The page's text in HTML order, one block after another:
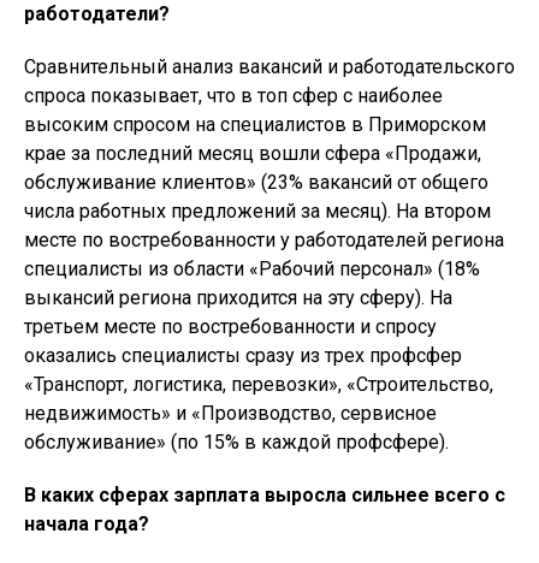
работодатели?
Сравнительный анализ вакансий и работодательского
спроса показывает, что в топ сфер с наиболее
высоким спросом на специалистов в Приморском
крае за последний месяц вошли сфера «Продажи,
обслуживание клиентов» (23% вакансий от общего
числа работных предложений за месяц). На втором
месте по востребованности у работодателей региона
специалисты из области «Рабочий персонал» (18%
выкансий региона приходится на эту сферу). На
третьем месте по востребованности и спросу
оказались специалисты сразу из трех профсфер
«Транспорт, логистика, перевозки», «Строительство,
недвижимость» и «Производство, сервисное
обслуживание» (по 15% в каждой профсфере).
В каких сферах зарплата выросла сильнее всего с
начала года?